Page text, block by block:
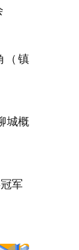
（镇
城概
军